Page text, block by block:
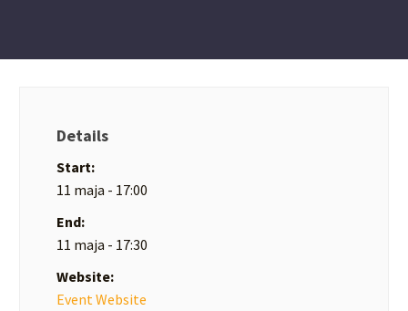
Details
Start:
11 maja - 17:00
End:
11 maja - 17:30
Website:
Event Website